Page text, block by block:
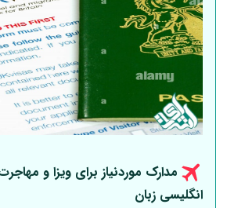
مدارک موردنیاز برای ویزا و
انگلیسی زبان